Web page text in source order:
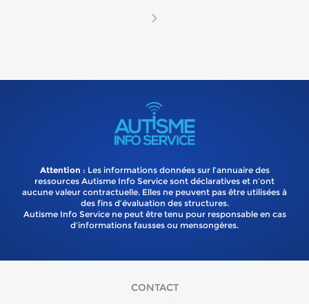
Attention : Les informations données sur l’annuaire des
ressources Autisme Info Service sont déclaratives et n’ont
aucune valeur contractuelle. Elles ne peuvent pas être utilisées à
des fins d’évaluation des structures.
Autisme Info Service ne peut être tenu pour responsable en cas
d'informations fausses ou mensongères.
CONTACT